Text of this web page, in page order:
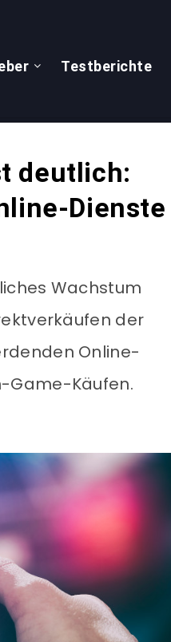
Testberichte
deutlich:
Dienste
Wachstum
der
Online-
Game-Käufen.